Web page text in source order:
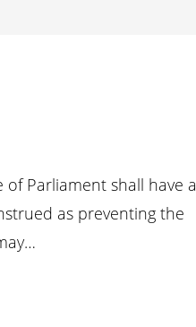
Parliament shall have a
as preventing the